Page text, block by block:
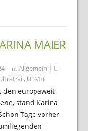
MAIER
Allgemein
, UTMB
den europaweit
stand Karina
Tage vorher